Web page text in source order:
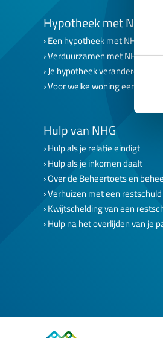
Hypotheek met NHG
Een hypotheek met NHG
Verduurzamen met NHG
Je hypotheek veranderen
Voor welke woning een lening
Hulp van NHG
Hulp als je relatie eindigt
Hulp als je inkomen daalt
Over de Beheertoets en
Verhuizen met een restschuld
Kwijtschelding van een
Hulp na het overlijden van je